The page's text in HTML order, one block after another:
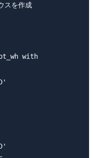
スを作成
with